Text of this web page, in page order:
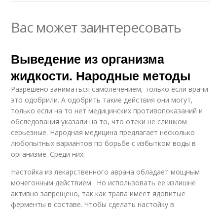
Вас может заинтересовать
Выведение из организма
жидкости. Народные методы
Разрешено заниматься самолечением, только если врачи
это одобрили. А одобрить такие действия они могут,
только если на то нет медицинских противопоказаний и
обследования указали на то, что отеки не слишком
серьезные. Народная медицина предлагает несколько
любопытных вариантов по борьбе с избытком воды в
организме. Среди них:
Настойка из лекарственного аврана обладает мощным
мочегонным действием . Но использовать ее излишне
активно запрещено, так как трава имеет ядовитые
ферменты в составе. Чтобы сделать настойку в